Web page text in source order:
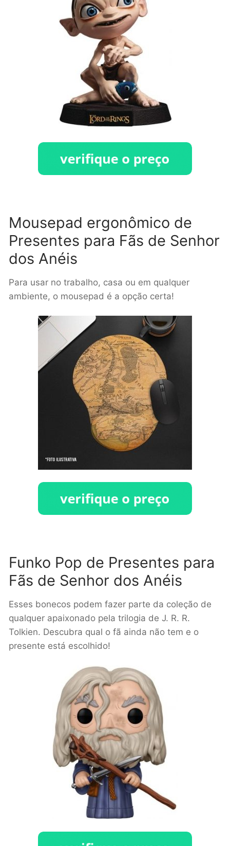
Mousepad ergonômico de
Presentes para Fãs de Senhor
dos Anéis
Para usar no trabalho, casa ou em qualquer
ambiente, o mousepad é a opção certa!
Funko Pop de Presentes para
Fãs de Senhor dos Anéis
Esses bonecos podem fazer parte da coleção de
qualquer apaixonado pela trilogia de J. R. R.
Tolkien. Descubra qual o fã ainda não tem e o
presente está escolhido!